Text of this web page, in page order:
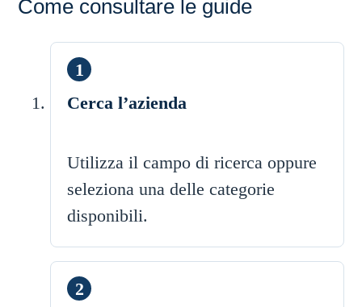
Come consultare le guide
Cerca l’azienda
Utilizza il campo di ricerca oppure
seleziona una delle categorie
disponibili.